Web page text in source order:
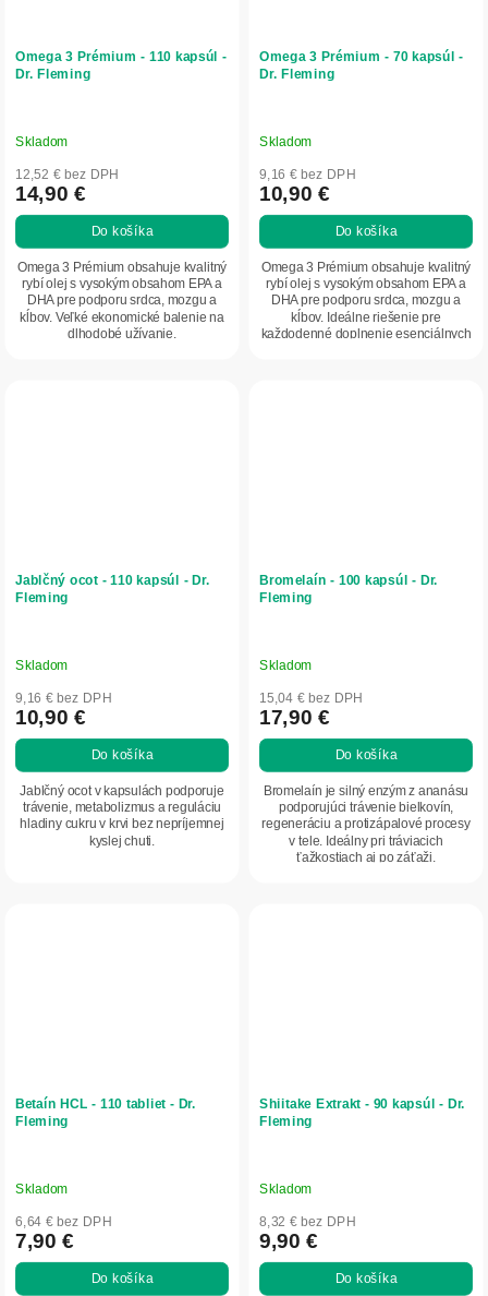
Omega 3 Prémium - 110 kapsúl -
Dr. Fleming
Skladom
12,52 € bez DPH
14,90 €
Do košíka
Omega 3 Prémium obsahuje kvalitný
rybí olej s vysokým obsahom EPA a
DHA pre podporu srdca, mozgu a
kĺbov. Veľké ekonomické balenie na
dlhodobé užívanie.
Omega 3 Prémium - 70 kapsúl -
Dr. Fleming
Skladom
9,16 € bez DPH
10,90 €
Do košíka
Omega 3 Prémium obsahuje kvalitný
rybí olej s vysokým obsahom EPA a
DHA pre podporu srdca, mozgu a
kĺbov. Ideálne riešenie pre
každodenné doplnenie esenciálnych
Jablčný ocot - 110 kapsúl - Dr.
Fleming
Skladom
9,16 € bez DPH
10,90 €
Do košíka
Jablčný ocot v kapsulách podporuje
trávenie, metabolizmus a reguláciu
hladiny cukru v krvi bez nepríjemnej
kyslej chuti.
Bromelaín - 100 kapsúl - Dr.
Fleming
Skladom
15,04 € bez DPH
17,90 €
Do košíka
Bromelaín je silný enzým z ananásu
podporujúci trávenie bielkovín,
regeneráciu a protizápalové procesy
v tele. Ideálny pri tráviacich
ťažkostiach aj po záťaži.
Betaín HCL - 110 tabliet - Dr.
Fleming
Skladom
6,64 € bez DPH
7,90 €
Do košíka
Shiitake Extrakt - 90 kapsúl - Dr.
Fleming
Skladom
8,32 € bez DPH
9,90 €
Do košíka